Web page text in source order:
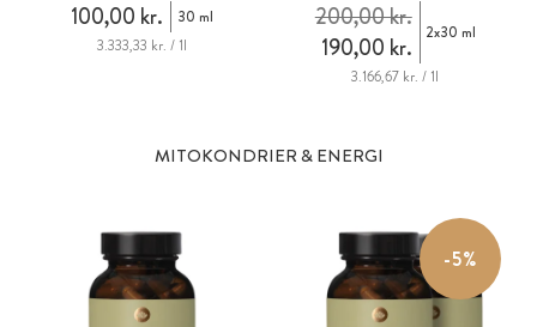
100,00 kr.
30 ml
3.333,33 kr. / 1l
190,00 kr.
200,00 kr. 2x30 ml
3.166,67 kr. / 1l
MITOKONDRIER & ENERGI
-5%